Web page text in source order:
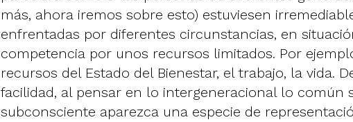
más, ahora iremos sobre esto) estuviesen
enfrentadas por diferentes circunstancias, en
competencia por unos recursos limitados. Por
recursos del Estado del Bienestar, el trabajo, la vida.
facilidad, al pensar en lo intergeneracional lo común
subconsciente aparezca una especie de